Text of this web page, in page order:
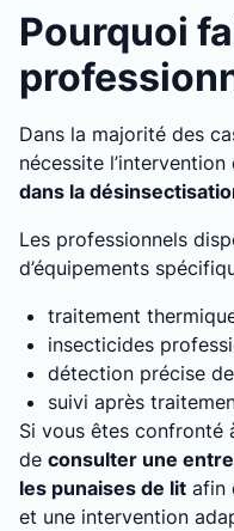
Pourquoi
Dans la majorité des
nécessite l’intervention
dans la
Les professionnels
d’équipements
traitement
insecticides
détection précise
suivi après
Si vous êtes confronté
de consulter une
les punaises de lit afin
et une intervention